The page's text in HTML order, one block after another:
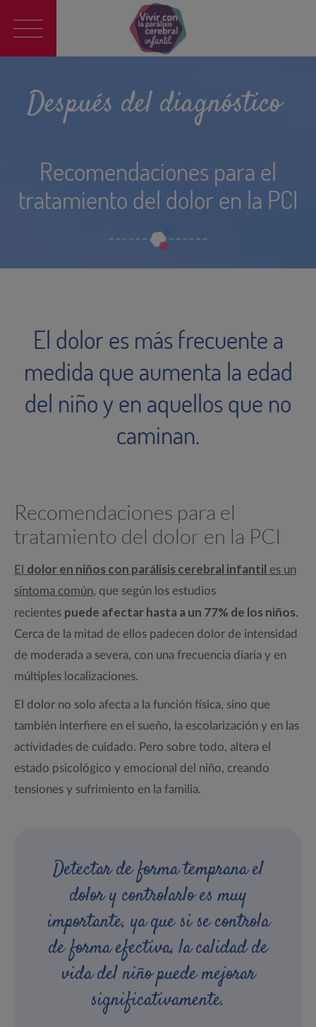
navigation
Después del diagnóstico
Recomendaciones para el
tratamiento del dolor en la PCI
El dolor es más frecuente a
medida que aumenta la edad
del niño y en aquellos que no
caminan.
Recomendaciones para el
tratamiento del dolor en la PCI
El dolor en niños con parálisis cerebral infantil es un
síntoma común, que según los estudios
recientes puede afectar hasta a un 77% de los niños.
Cerca de la mitad de ellos padecen dolor de intensidad
de moderada a severa, con una frecuencia diaria y en
múltiples localizaciones.
El dolor no solo afecta a la función física, sino que
también interfiere en el sueño, la escolarización y en las
actividades de cuidado. Pero sobre todo, altera el
estado psicológico y emocional del niño, creando
tensiones y sufrimiento en la familia.
Detectar de forma temprana el
dolor y controlarlo es muy
importante, ya que si se controla
de forma efectiva, la calidad de
vida del niño puede mejorar
significativamente.